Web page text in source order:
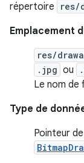
répertoire
res/
Emplacement
res/
.jpg ou
Le nom de
Type de
Pointeur